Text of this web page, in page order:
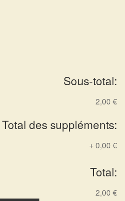
Sous-total:
2,00 €
Total des suppléments:
+0,00 €
Total:
2,00 €